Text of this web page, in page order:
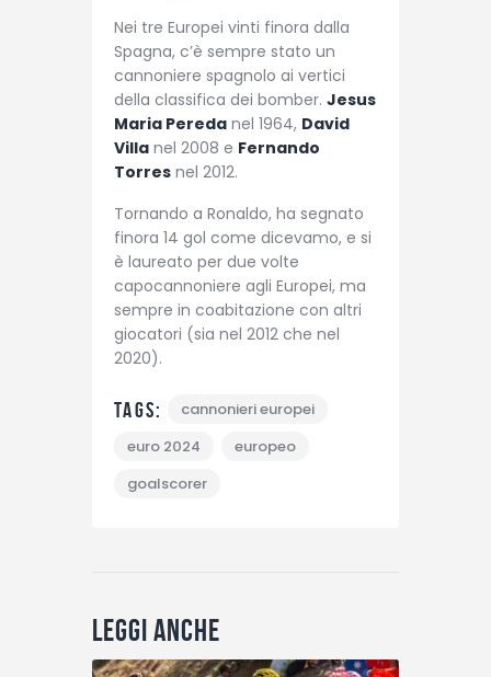
Nei tre Europei vinti finora dalla
Spagna, c’è sempre stato un
cannoniere spagnolo ai vertici
della classifica dei bomber. Jesus
Maria Pereda nel 1964, David
Villa nel 2008 e Fernando
Torres nel 2012.
Tornando a Ronaldo, ha segnato
finora 14 gol come dicevamo, e si
è laureato per due volte
capocannoniere agli Europei, ma
sempre in coabitazione con altri
giocatori (sia nel 2012 che nel
2020).
Tags:
cannonieri europei
euro 2024
europeo
goalscorer
Leggi anche